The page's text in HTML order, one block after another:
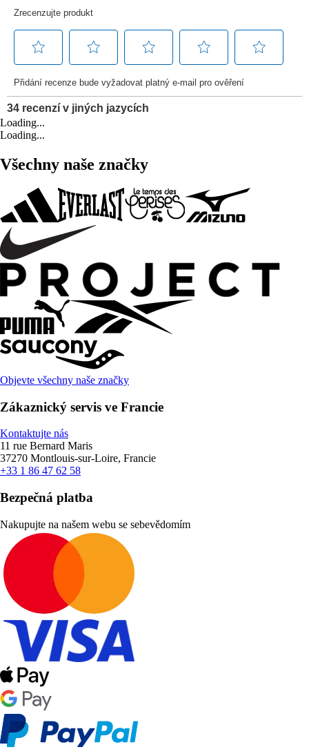
Loading...
Loading...
Všechny naše značky
Objevte všechny naše značky
Zákaznický servis ve Francie
Kontaktujte nás
11 rue Bernard Maris
37270 Montlouis-sur-Loire, Francie
+33 1 86 47 62 58
Bezpečná platba
Nakupujte na našem webu se sebevědomím